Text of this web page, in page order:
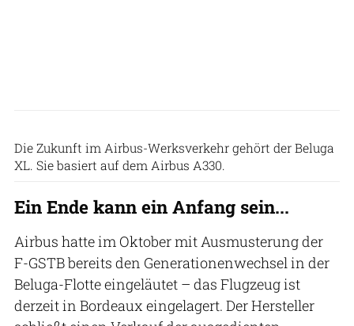
Die Zukunft im Airbus-Werksverkehr gehört der Beluga
XL. Sie basiert auf dem Airbus A330.
Ein Ende kann ein Anfang sein...
Airbus hatte im Oktober mit Ausmusterung der
F-GSTB bereits den Generationenwechsel in der
Beluga-Flotte eingeläutet – das Flugzeug ist
derzeit in Bordeaux eingelagert. Der Hersteller